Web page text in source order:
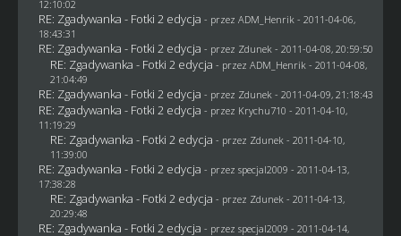
12:10:02
RE: Zgadywanka - Fotki 2 edycja - przez ADM_Henrik - 2011-04-06,
18:43:31
RE: Zgadywanka - Fotki 2 edycja - przez Zdunek - 2011-04-08, 20:59:50
RE: Zgadywanka - Fotki 2 edycja - przez ADM_Henrik - 2011-04-08,
21:04:49
RE: Zgadywanka - Fotki 2 edycja - przez Zdunek - 2011-04-09, 21:18:43
RE: Zgadywanka - Fotki 2 edycja - przez Krychu710 - 2011-04-10,
11:19:29
RE: Zgadywanka - Fotki 2 edycja - przez Zdunek - 2011-04-10,
11:39:00
RE: Zgadywanka - Fotki 2 edycja - przez specjal2009 - 2011-04-13,
17:38:28
RE: Zgadywanka - Fotki 2 edycja - przez Zdunek - 2011-04-13,
20:29:48
RE: Zgadywanka - Fotki 2 edycja - przez specjal2009 - 2011-04-14,